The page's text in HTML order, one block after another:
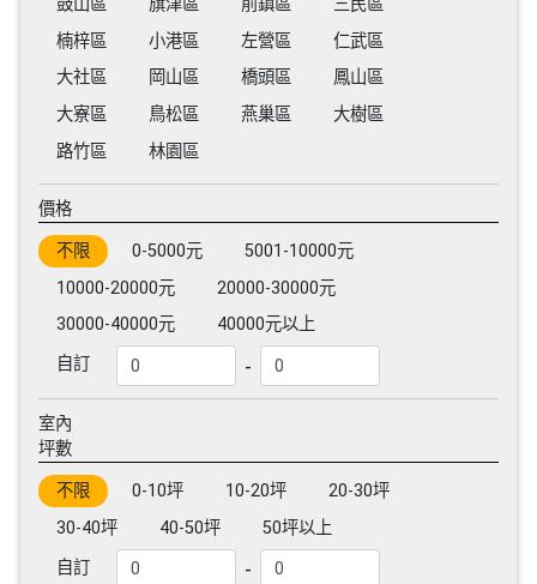
鼓山區
旗津區 前鎮區
三民區
楠梓區
小港區 左營區
仁武區
大社區
岡山區 橋頭區
鳳山區
大寮區
鳥松區 燕巢區
大樹區
路竹區
林園區
價格
不限 0-5000元
5001-10000元
10000-20000元
20000-30000元
30000-40000元
40000元以上
自訂
-
室內
坪數
不限 0-10坪 10-20坪
20-30坪
30-40坪
40-50坪
50坪以上
自訂
-